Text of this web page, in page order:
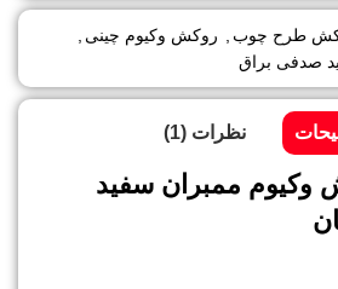
طرح چوب , روکش وکیوم چینی ,
صدفی براق
نظرات (1)
ممبران سفید